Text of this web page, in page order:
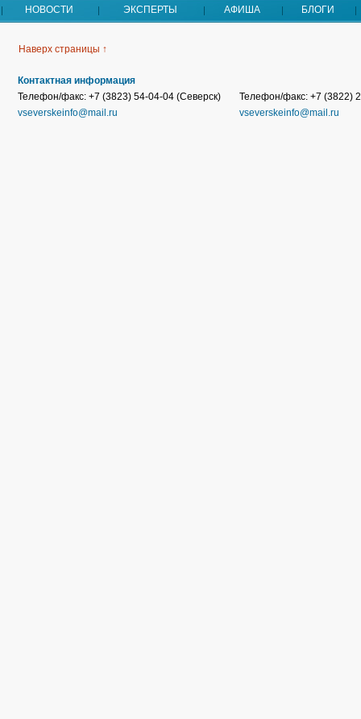
НОВОСТИ ЭКСПЕРТЫ АФИША БЛОГИ
Наверх страницы ↑
Контактная информация
Телефон/факс: +7 (3823) 54-04-04 (Северск)
vseverskeinfo@mail.ru
Телефон/факс: +7 (3822)
vseverskeinfo@mail.ru